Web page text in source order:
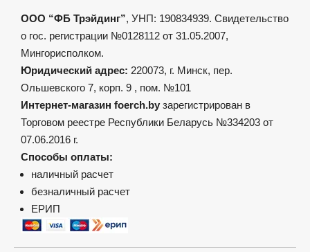
ООО “ФБ Трэйдинг”, УНП: 190834939. Свидетельство
о гос. регистрации №0128112 от 31.05.2007,
Мингорисполком.
Юридический адрес: 220073, г. Минск, пер.
Ольшевского 7, корп. 9 , пом. №101
Интернет-магазин foerch.by зарегистрирован в
Торговом реестре Республики Беларусь №334203 от
07.06.2016 г.
Способы оплаты:
наличный расчет
безналичный расчет
ЕРИП